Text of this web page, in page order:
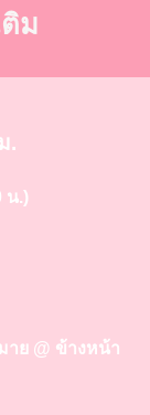
ม
.
น.)
าย @ ข้างหน้า